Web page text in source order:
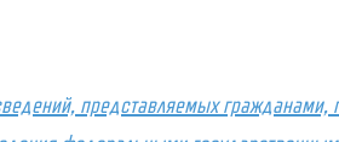
представляемых